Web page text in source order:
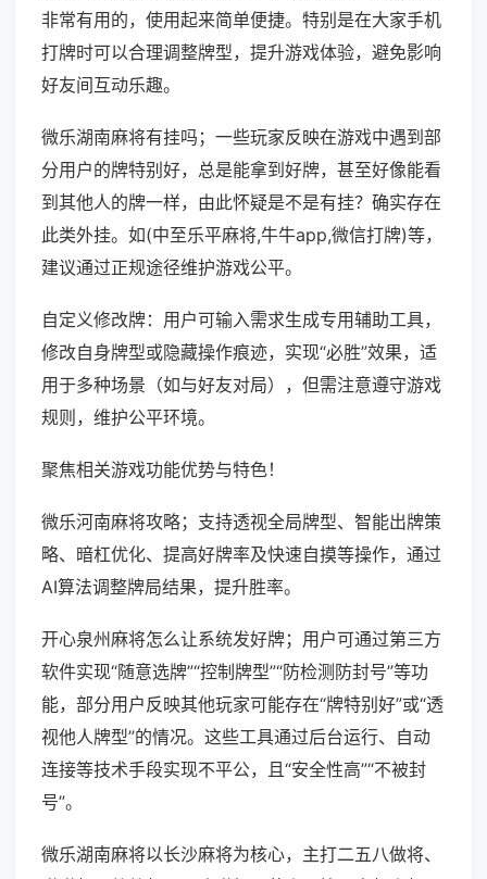
非常有用的，使用起来简单便捷。特别是在大家手机
打牌时可以合理调整牌型，提升游戏体验，避免影响
好友间互动乐趣。
微乐湖南麻将有挂吗；一些玩家反映在游戏中遇到部
分用户的牌特别好，总是能拿到好牌，甚至好像能看
到其他人的牌一样，由此怀疑是不是有挂？确实存在
此类外挂。如(中至乐平麻将,牛牛app,微信打牌)等，
建议通过正规途径维护游戏公平。
自定义修改牌：用户可输入需求生成专用辅助工具，
修改自身牌型或隐藏操作痕迹，实现“必胜”效果，适
用于多种场景（如与好友对局），但需注意遵守游戏
规则，维护公平环境。
聚焦相关游戏功能优势与特色！
微乐河南麻将攻略；支持透视全局牌型、智能出牌策
略、暗杠优化、提高好牌率及快速自摸等操作，通过
AI算法调整牌局结果，提升胜率。
开心泉州麻将怎么让系统发好牌；用户可通过第三方
软件实现“随意选牌”“控制牌型”“防检测防封号”等功
能，部分用户反映其他玩家可能存在“牌特别好”或“透
视他人牌型”的情况。这些工具通过后台运行、自动
连接等技术手段实现不平公，且“安全性高”“不被封
号”。
微乐湖南麻将以长沙麻将为核心，主打二五八做将、